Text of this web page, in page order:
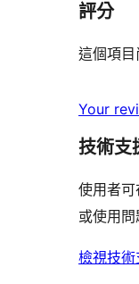
評分
這個項目
Your
技術支
使用者
或使用問
檢視技